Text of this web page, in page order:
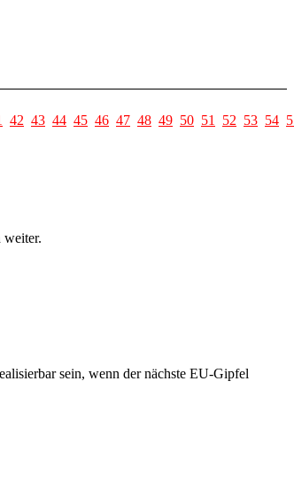
42 43 44 45 46 47 48 49 50 51 52 53 54
weiter.
sein, wenn der nächste EU-Gipfel